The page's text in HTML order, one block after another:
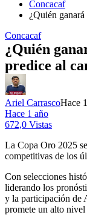
Concacaf
¿Quién
Concacaf
¿Quién
predice al
Ariel CarrascoHace
Hace 1 año
672,0 Vistas
La Copa Oro 2025
competitivas de los
Con selecciones
liderando los
y la participación de
promete un alto nivel